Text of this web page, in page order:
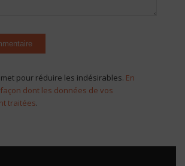
pour réduire les indésirables. En
dont les données de vos
traitées.